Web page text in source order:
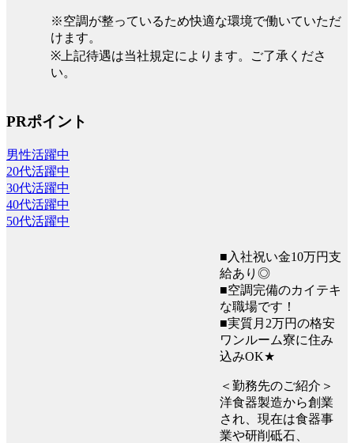
※空調が整っているため快適な環境で働いていただ
けます。
※上記待遇は当社規定によります。ご了承くださ
い。
PRポイント
男性活躍中
20代活躍中
30代活躍中
40代活躍中
50代活躍中
■入社祝い金10万円支
給あり◎
■空調完備のカイテキ
な職場です！
■実質月2万円の格安
ワンルーム寮に住み
込みOK★
＜勤務先のご紹介＞
洋食器製造から創業
され、現在は食器事
業や研削砥石、